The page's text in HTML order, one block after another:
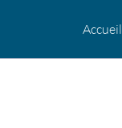
Accueil